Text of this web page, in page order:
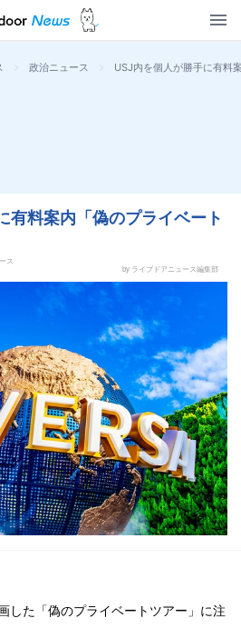
> 政治ニュース > USJ内を個人が勝手に有料
有料案内「偽のプライベート
ス
by ライブドアニュース編集部
した「偽のプライベートツアー」に注